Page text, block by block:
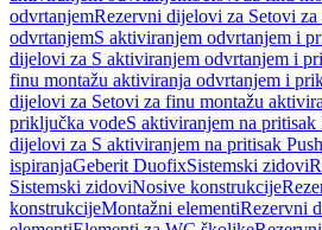
odvrtanjemRezervni dijelovi za Setovi
odvrtanjemS aktiviranjem odvrtanjem i
dijelovi za S aktiviranjem odvrtanjem i
finu montažu aktiviranja odvrtanjem i
dijelovi za Setovi za finu montažu
priključka vodeS aktiviranjem na pritisak
dijelovi za S aktiviranjem na pritisak
ispiranjaGeberit DuofixSistemski zidovi
Sistemski zidoviNosive konstrukcije
konstrukcijeMontažni elementiRezervni